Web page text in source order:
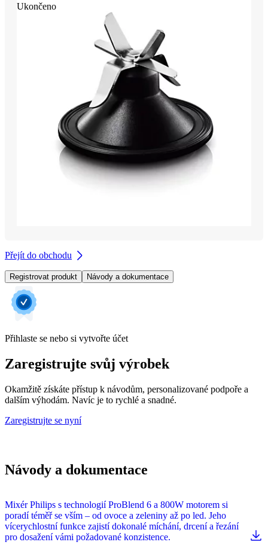
Ukončeno
Přejít do obchodu
Registrovat produkt Návody a dokumentace
Přihlaste se nebo si vytvořte účet
Zaregistrujte svůj výrobek
Okamžitě získáte přístup k návodům, personalizované podpoře a
dalším výhodám. Navíc je to rychlé a snadné.
Zaregistrujte se nyní
Návody a dokumentace
Mixér Philips s technologií ProBlend 6 a 800W motorem si
poradí téměř se vším – od ovoce a zeleniny až po led. Jeho
vícerychlostní funkce zajistí dokonalé míchání, drcení a řezání
pro dosažení vámi požadované konzistence.